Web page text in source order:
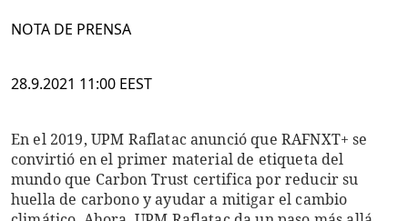
NOTA DE PRENSA
28.9.2021 11:00 EEST
En el 2019, UPM Raflatac anunció que RAFNXT+ se
convirtió en el primer material de etiqueta del
mundo que Carbon Trust certifica por reducir su
huella de carbono y ayudar a mitigar el cambio